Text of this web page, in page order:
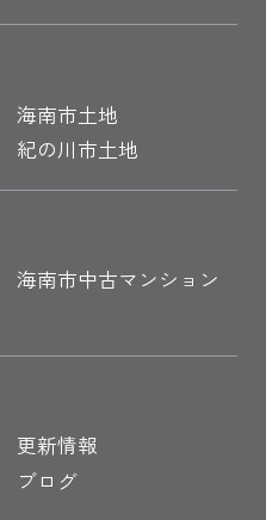
海南市土地
紀の川市土地
海南市中古マンション
更新情報
ブログ